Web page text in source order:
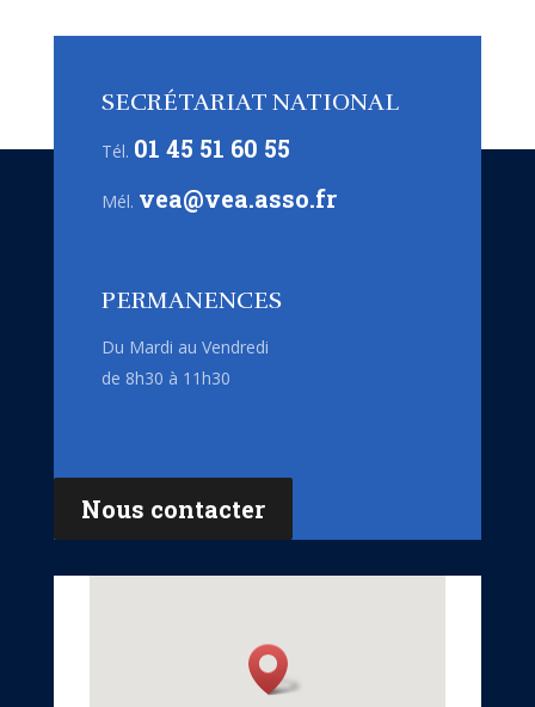
SECRÉTARIAT NATIONAL
Tél. 01 45 51 60 55
Mél. vea@vea.asso.fr
PERMANENCES
Du Mardi au Vendredi
de 8h30 à 11h30
Nous contacter